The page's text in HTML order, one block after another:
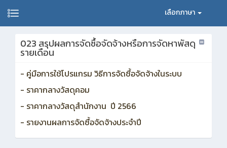
เลือกภาษา
023 สรุปผลการจัดซื้อจัดจ้างหรือการจัดหาพัสดุ
รายเดือน
- คู่มือการใช้โปรแกรม วิธีการจัดซื้อจัดจ้างในระบบ
- ราคากลางวัสดุคอม
- ราคากลางวัสดุสำนักงาน ปี 2566
- รายงานผลการจัดซื้อจัดจ้างประจำปี